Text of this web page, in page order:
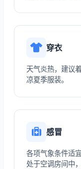
穿衣
天气炎热，建议
凉夏季服装。
感冒
各项气象条件适
处于空调房间中